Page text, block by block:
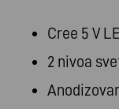
Cree 5 V
2 nivoa